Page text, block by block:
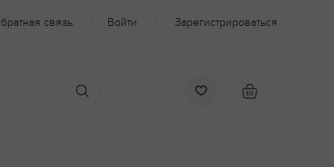
связь Войти Зарегистрироваться